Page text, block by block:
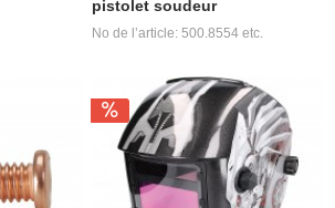
pistolet soudeur
No de l’article: 500.8554 etc.